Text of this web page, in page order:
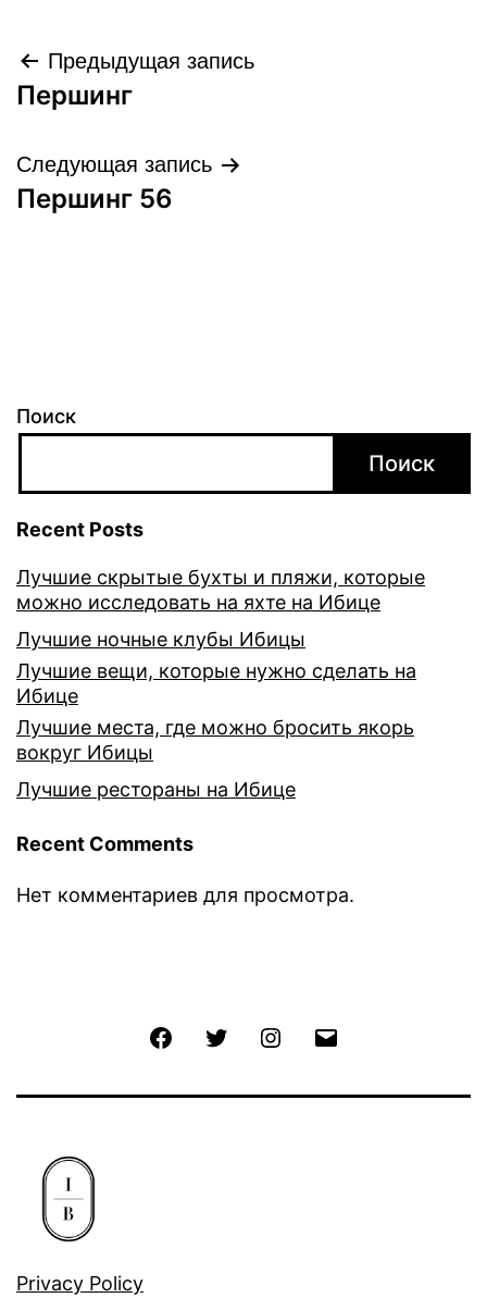
Навигация
по
записям
Предыдущая запись
Першинг
Следующая запись
Першинг 56
Поиск
Поиск
Recent Posts
Лучшие скрытые бухты и пляжи, которые
можно исследовать на яхте на Ибице
Лучшие ночные клубы Ибицы
Лучшие вещи, которые нужно сделать на
Ибице
Лучшие места, где можно бросить якорь
вокруг Ибицы
Лучшие рестораны на Ибице
Recent Comments
Нет комментариев для просмотра.
FacebookTwitter Instagram
Privacy Policy